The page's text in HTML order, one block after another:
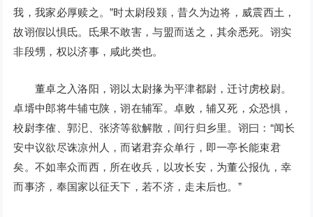
我，我家必厚赎之。”时太尉段颎，昔久为边将，威震西土，
故诩假以惧氐。氐果不敢害，与盟而送之，其余悉死。诩实
非段甥，权以济事，咸此类也。
董卓之入洛阳，诩以太尉掾为平津都尉，迁讨虏校尉。
卓壻中郎将牛辅屯陕，诩在辅军。卓败，辅又死，众恐惧，
校尉李傕、郭汜、张济等欲解散，间行归乡里。诩曰：“闻长
安中议欲尽诛凉州人，而诸君弃众单行，即一亭长能束君
矣。不如率众而西，所在收兵，以攻长安，为董公报仇，幸
而事济，奉国家以征天下，若不济，走未后也。”